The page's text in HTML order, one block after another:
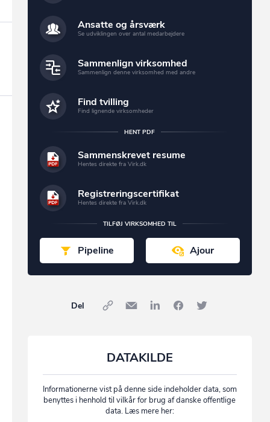
Ansatte og årsværk
Se udviklingen over antal medarbejdere
Sammenlign virksomhed
Sammenlign denne virksomhed med andre
Find tvilling
Find lignende virksomheder
HENT PDF
Sammenskrevet resume
Hentes direkte fra Virk.dk
Registreringscertifikat
Hentes direkte fra Virk.dk
TILFØJ VIRKSOMHED TIL
Pipeline Ajour
Del
DATAKILDE
Informationerne vist på denne side indeholder data, som
benyttes i henhold til vilkår for brug af danske offentlige
data. Læs mere her: